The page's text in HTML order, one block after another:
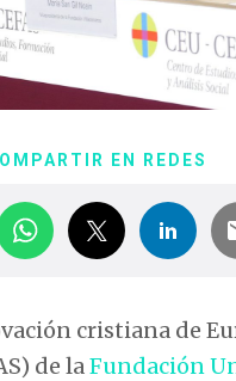
EN REDES
cristiana de
de laFundación